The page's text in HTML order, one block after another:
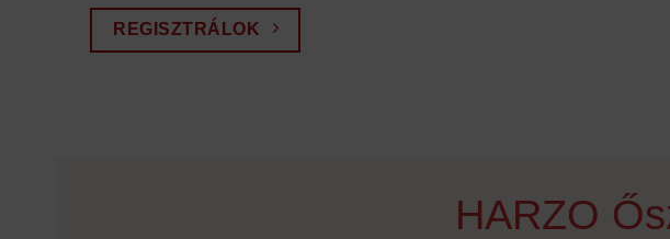
REGISZTRÁLOK
HARZO